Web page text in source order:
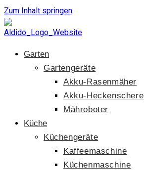
Zum Inhalt springen
Garten
Gartengeräte
Akku-Rasenmäher
Akku-Heckenschere
Mähroboter
Küche
Küchengeräte
Kaffeemaschine
Küchenmaschine